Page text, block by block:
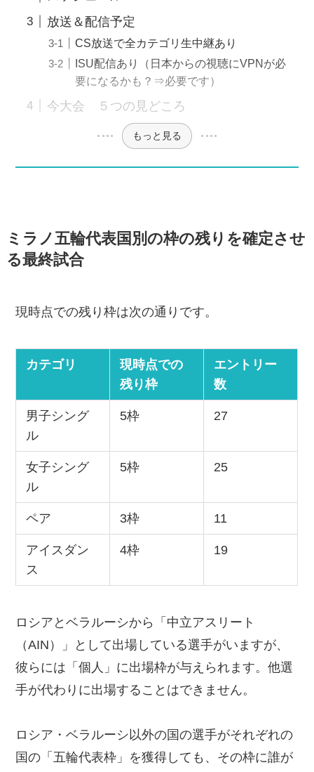
放送＆配信予定
CS放送で全カテゴリ生中継あり
ISU配信あり（日本からの視聴にVPNが必
要になるかも？⇒必要です）
今大会 ５つの見どころ
もっと見る
ミラノ五輪代表国別の枠の残りを確定させ
る最終試合
現時点での残り枠は次の通りです。
カテゴリ
現時点での
残り枠
エントリー
数
男子シング
ル
5枠 27
女子シング
ル
5枠 25
ペア 3枠 11
アイスダン
ス
4枠 19
ロシアとベラルーシから「中立アスリート
（AIN）」として出場している選手がいますが、
彼らには「個人」に出場枠が与えられます。他選
手が代わりに出場することはできません。
ロシア・ベラルーシ以外の国の選手がそれぞれの
国の「五輪代表枠」を獲得しても、その枠に誰が